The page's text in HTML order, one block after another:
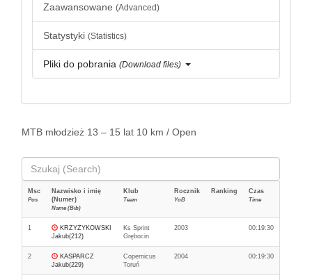
Zaawansowane (Advanced)
Statystyki (Statistics)
Pliki do pobrania (Download files)
MTB młodzież 13 – 15 lat 10 km / Open
Msc
Pos
Nazwisko i imię
(Numer)
Name (Bib)
Klub
Team
Rocznik
YoB
Ranking Czas
Time
1
KRZYŻYKOWSKI
Jakub(212)
Ks Sprint
Grębocin
2003 00:19:30
2
KASPARCZ
Jakub(229)
Copernicus
Toruń
2004 00:19:30